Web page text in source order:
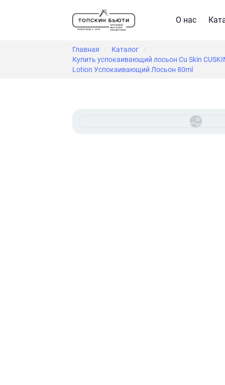
О нас
Главная / Каталог /
Купить успокаивающий лосьон Cu Skin
Lotion Успокаивающий Лосьон 80ml